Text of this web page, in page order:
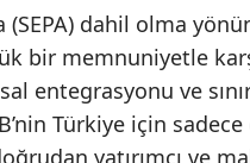
(SEPA) dahil olma
bir memnuniyetle
entegrasyonu ve
Türkiye için
yatırımcı ve